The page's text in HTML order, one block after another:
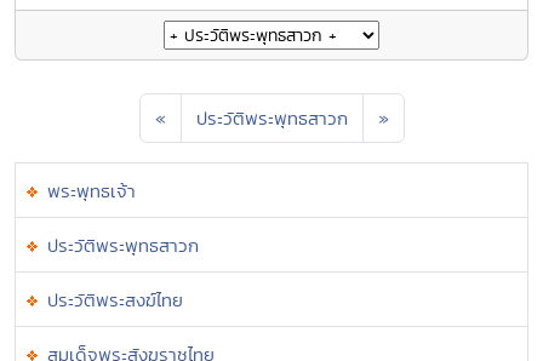
« ประวัติพระพุทธสาวก »
พระพุทธเจ้า
ประวัติพระพุทธสาวก
ประวัติพระสงฆ์ไทย
สมเด็จพระสังฆราชไทย